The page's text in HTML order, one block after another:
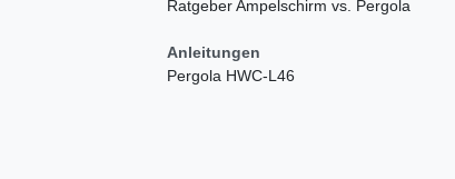
Ratgeber Ampelschirm vs. Pergola
Anleitungen
Pergola HWC-L46